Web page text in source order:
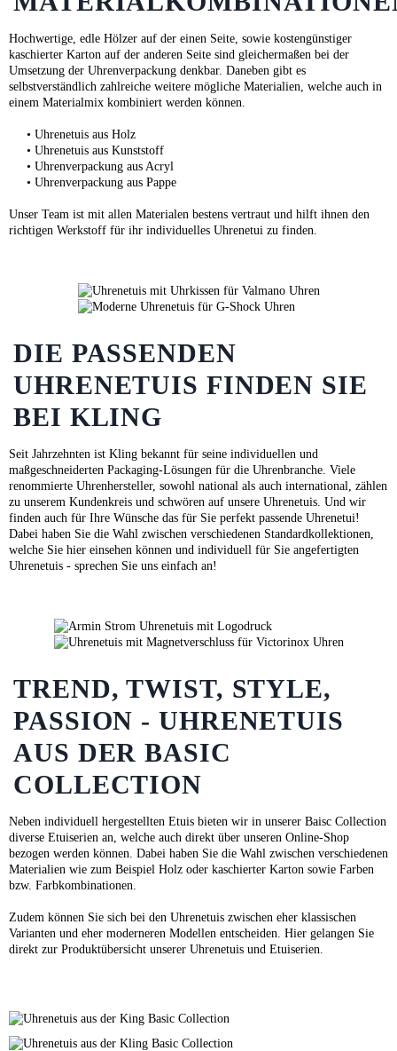
Hochwertige, edle Hölzer auf der einen Seite, sowie kostengünstiger
kaschierter Karton auf der anderen Seite sind gleichermaßen bei der
Umsetzung der Uhrenverpackung denkbar. Daneben gibt es
selbstverständlich zahlreiche weitere mögliche Materialien, welche auch in
einem Materialmix kombiniert werden können.
• Uhrenetuis aus Holz
• Uhrenetuis aus Kunststoff
• Uhrenverpackung aus Acryl
• Uhrenverpackung aus Pappe
Unser Team ist mit allen Materialen bestens vertraut und hilft ihnen den
richtigen Werkstoff für ihr individuelles Uhrenetui zu finden.
DIE PASSENDEN
UHRENETUIS FINDEN SIE
BEI KLING
Seit Jahrzehnten ist Kling bekannt für seine individuellen und
maßgeschneiderten Packaging-Lösungen für die Uhrenbranche. Viele
renommierte Uhrenhersteller, sowohl national als auch international, zählen
zu unserem Kundenkreis und schwören auf unsere Uhrenetuis. Und wir
finden auch für Ihre Wünsche das für Sie perfekt passende Uhrenetui!
Dabei haben Sie die Wahl zwischen verschiedenen Standardkollektionen,
welche Sie hier einsehen können und individuell für Sie angefertigten
Uhrenetuis - sprechen Sie uns einfach an!
TREND, TWIST, STYLE,
PASSION - UHRENETUIS
AUS DER BASIC
COLLECTION
Neben individuell hergestellten Etuis bieten wir in unserer Baisc Collection
diverse Etuiserien an, welche auch direkt über unseren Online-Shop
bezogen werden können. Dabei haben Sie die Wahl zwischen verschiedenen
Materialien wie zum Beispiel Holz oder kaschierter Karton sowie Farben
bzw. Farbkombinationen.
Zudem können Sie sich bei den Uhrenetuis zwischen eher klassischen
Varianten und eher moderneren Modellen entscheiden. Hier gelangen Sie
direkt zur Produktübersicht unserer Uhrenetuis und Etuiserien.